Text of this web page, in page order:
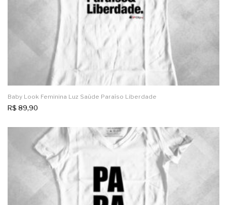
Baby Look Feminina Luz Saúde Paraíso Liberdade
R$ 89,90